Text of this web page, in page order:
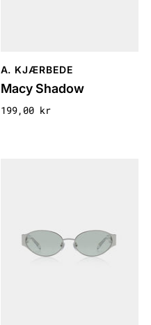
A. KJÆRBEDE
Macy Shadow
199,00 kr